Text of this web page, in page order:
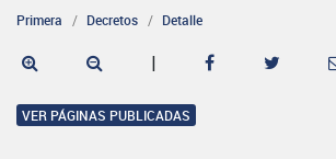
Primera Decretos Detalle
|
VER PÁGINAS PUBLICADAS